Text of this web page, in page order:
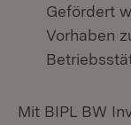
Gefördert
Vorhaben
Mit BIPL BW